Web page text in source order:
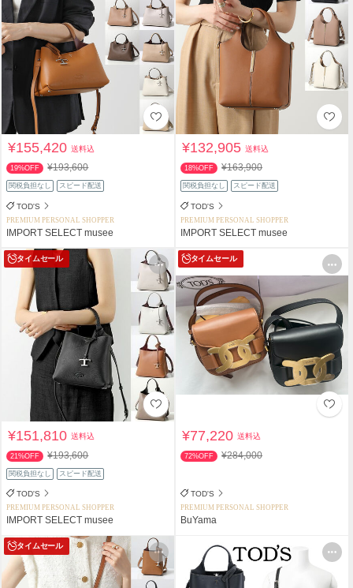
¥155,420送料込
19%OFF ¥193,600
関税負担なし スピード配送
TOD'S
PREMIUM PERSONAL SHOPPER
IMPORT SELECT musee
¥132,905送料込
18%OFF ¥163,900
関税負担なし スピード配送
TOD'S
PREMIUM PERSONAL SHOPPER
IMPORT SELECT musee
タイムセール
¥151,810送料込
21%OFF ¥193,600
関税負担なし スピード配送
TOD'S
PREMIUM PERSONAL SHOPPER
IMPORT SELECT musee
タイムセール
¥77,220送料込
72%OFF ¥284,000
TOD'S
PREMIUM PERSONAL SHOPPER
BuYama
タイムセール